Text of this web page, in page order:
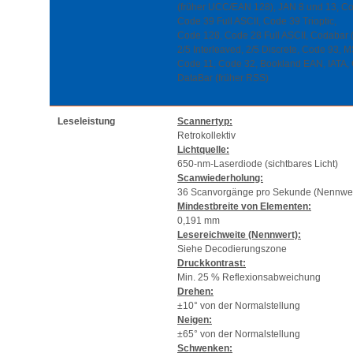
(früher UCC/EAN 128), JAN 8 und 13,
Code 39 Full ASCII, Code 39 Trioptic,
Code 128, Code 28 Full ASCII, Codabar
2/5 Interleaved, 2/5 Discrete, Code 93,
Code 11, Code 32, Bookland EAN, IATA,
DataBar (früher RSS)
Leseleistung
Scannertyp:
Retrokollektiv
Lichtquelle:
650-nm-Laserdiode (sichtbares Licht)
Scanwiederholung:
36 Scanvorgänge pro Sekunde
Mindestbreite von Elementen:
0,191 mm
Lesereichweite (Nennwert):
Siehe Decodierungszone
Druckkontrast:
Min. 25 % Reflexionsabweichung
Drehen:
±10° von der Normalstellung
Neigen:
±65° von der Normalstellung
Schwenken: